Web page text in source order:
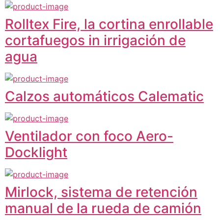
Rolltex Fire, la cortina enrollable
cortafuegos in irrigación de
agua
Calzos automáticos Calematic
Ventilador con foco Aero-
Docklight
Mirlock, sistema de retención
manual de la rueda de camión